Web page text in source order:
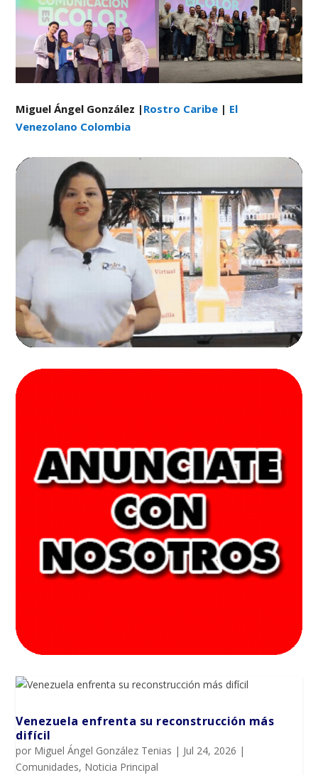
Miguel Ángel González | Rostro Caribe | El
Venezolano Colombia
Venezuela enfrenta su reconstrucción más
difícil
por Miguel Ángel González Tenias | Jul 24, 2026 |
Comunidades, Noticia Principal